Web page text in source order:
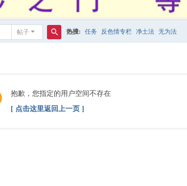
帖子 热搜: 任务 反色情专栏 净土法 无为法
抱歉，您指定的用户空间不存在
[ 点击这里返回上一页 ]